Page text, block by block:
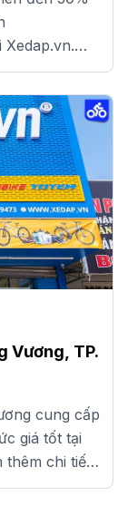
ưu đãi nhé!
Vương, TP.
cung cấp
giá tốt tại
thêm chi tiết